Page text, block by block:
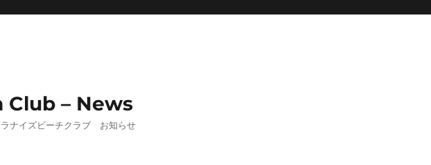
Club – News
ナイズビーチクラブ お知らせ